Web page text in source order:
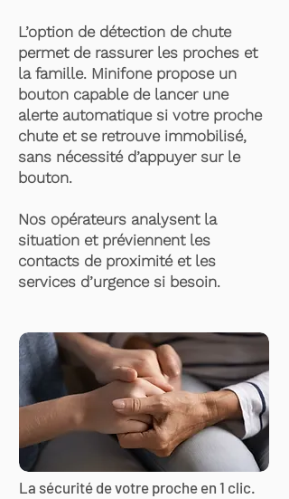
L’option de détection de chute
permet de rassurer les proches et
la famille. Minifone propose un
bouton capable de lancer une
alerte automatique si votre proche
chute et se retrouve immobilisé,
sans nécessité d’appuyer sur le
bouton.
Nos opérateurs analysent la
situation et préviennent les
contacts de proximité et les
services d’urgence si besoin.
La sécurité de votre proche en 1 clic.